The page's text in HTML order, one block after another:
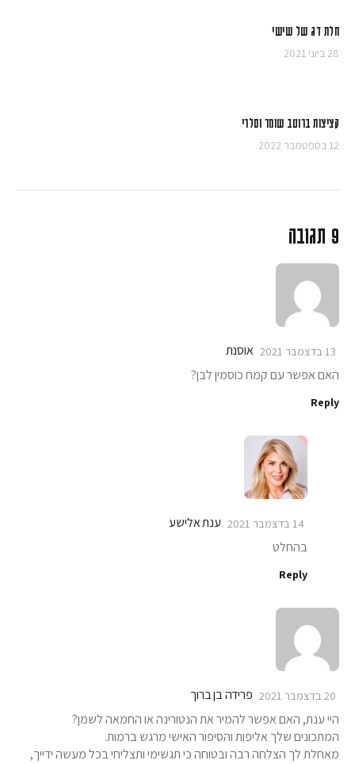
חלת דג של שישי
28 ביוני 2021
קציצות ברוטב שומר וסלרי
12 בספטמבר 2022
9 תגובה
אוסנת 13 בדצמבר 2021
האם אפשר עם קמח כוסמין לבן?
Reply
ענת אלישע 14 בדצמבר 2021
בהחלט
Reply
פרידה בן ברוך 20 בדצמבר 2021
היי ענת, האם אפשר להמיר את הנטורינה או החמאה לשמן?
המתכונים שלך אליפות והסיפור האישי מרגש ברמות.
מאחלת לך הצלחה רבה ובטוחה כי תגשימי ותצליחי בכל מעשה ידייך,